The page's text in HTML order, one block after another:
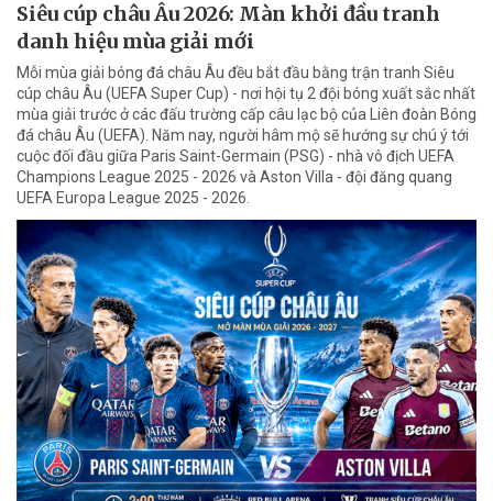
Siêu cúp châu Âu 2026: Màn khởi đầu tranh
danh hiệu mùa giải mới
Mỗi mùa giải bóng đá châu Âu đều bắt đầu bằng trận tranh Siêu
cúp châu Âu (UEFA Super Cup) - nơi hội tụ 2 đội bóng xuất sắc nhất
mùa giải trước ở các đấu trường cấp câu lạc bộ của Liên đoàn Bóng
đá châu Âu (UEFA). Năm nay, người hâm mộ sẽ hướng sự chú ý tới
cuộc đối đầu giữa Paris Saint-Germain (PSG) - nhà vô địch UEFA
Champions League 2025 - 2026 và Aston Villa - đội đăng quang
UEFA Europa League 2025 - 2026.